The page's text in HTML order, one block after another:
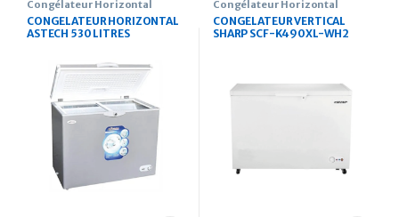
Congélateur Horizontal
CONGELATEUR HORIZONTAL
ASTECH 530 LITRES
Congélateur Horizontal
CONGELATEUR VERTICAL
SHARP SCF-K490XL-WH2